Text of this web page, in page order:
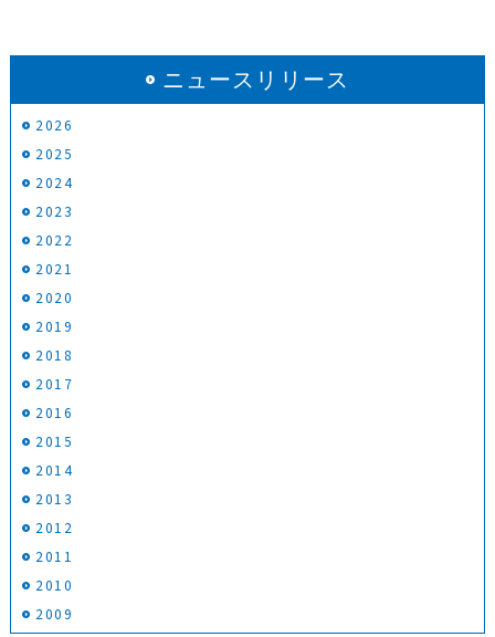
ニュースリリース
2026
2025
2024
2023
2022
2021
2020
2019
2018
2017
2016
2015
2014
2013
2012
2011
2010
2009